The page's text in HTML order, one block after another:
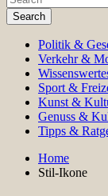
Search
Politik &
Verkehr &
Sport &
Kunst &
Genuss &
Tipps &
Home
Stil-Ikone